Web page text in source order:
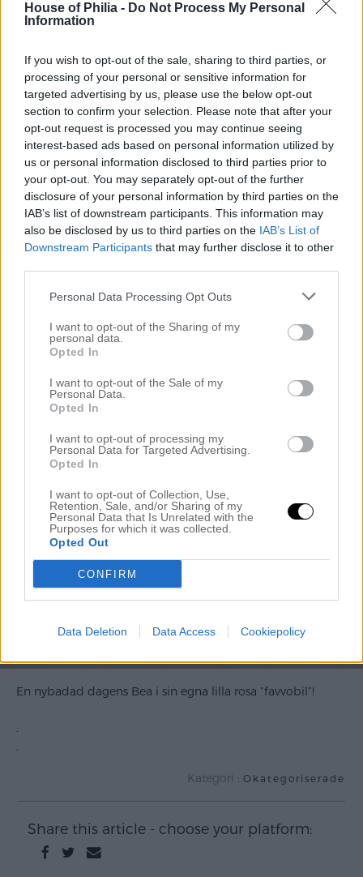
House of Philia - Do Not Process My Personal
Information
If you wish to opt-out of the sale, sharing to third parties, or
processing of your personal or sensitive information for
targeted advertising by us, please use the below opt-out
section to confirm your selection. Please note that after your
opt-out request is processed you may continue seeing
interest-based ads based on personal information utilized by
us or personal information disclosed to third parties prior to
your opt-out. You may separately opt-out of the further
disclosure of your personal information by third parties on the
IAB’s list of downstream participants. This information may
also be disclosed by us to third parties on the IAB’s List of
Downstream Participants that may further disclose it to other
Personal Data Processing Opt Outs
I want to opt-out of the Sharing of my
personal data.
Opted In
I want to opt-out of the Sale of my
Personal Data.
Opted In
I want to opt-out of processing my
Personal Data for Targeted Advertising.
Opted In
I want to opt-out of Collection, Use,
Retention, Sale, and/or Sharing of my
Personal Data that Is Unrelated with the
Purposes for which it was collected.
Opted Out
CONFIRM
Data Deletion Data Access Cookiepolicy
schemat! Vi ska titta på olika ting till vårt bröllop och k a n s
k e hinns det med en tur till Humlegårdsgatan och Odd
Senare blir det mysig middag hos goda vänner. Som
upplagt för en riktigt lyckad Lördag:)
Hoppas att ni får en riktigt bra dag och njuter den!
Vi ses!
En nybadad dagens Bea i sin egna lilla rosa ”favvobil”!
.
.
Kategori : Okategoriserade
Share this article - choose your platform: